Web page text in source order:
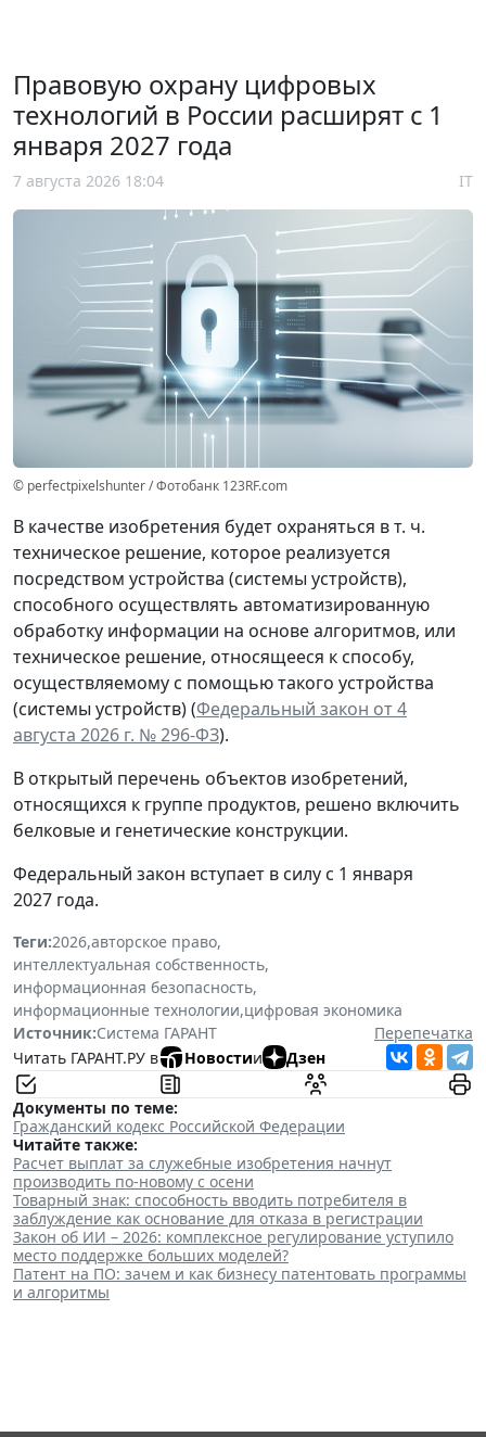
Правовую охрану цифровых
технологий в России расширят с 1
января 2027 года
7 августа 2026 18:04 IT
© perfectpixelshunter / Фотобанк 123RF.com
В качестве изобретения будет охраняться в т. ч.
техническое решение, которое реализуется
посредством устройства (системы устройств),
способного осуществлять автоматизированную
обработку информации на основе алгоритмов, или
техническое решение, относящееся к способу,
осуществляемому с помощью такого устройства
(системы устройств) (Федеральный закон от 4
августа 2026 г. № 296-ФЗ).
В открытый перечень объектов изобретений,
относящихся к группе продуктов, решено включить
белковые и генетические конструкции.
Федеральный закон вступает в силу с 1 января
2027 года.
Теги:2026,авторское право,
интеллектуальная собственность,
информационная безопасность,
информационные технологии,цифровая экономика
Источник:Система ГАРАНТ
Перепечатка
Читать ГАРАНТ.РУ в
Новостии Дзен
Документы по теме:
Гражданский кодекс Российской Федерации
Читайте также:
Расчет выплат за служебные изобретения начнут
производить по-новому с осени
Товарный знак: способность вводить потребителя в
заблуждение как основание для отказа в регистрации
Закон об ИИ – 2026: комплексное регулирование уступило
место поддержке больших моделей?
Патент на ПО: зачем и как бизнесу патентовать программы
и алгоритмы